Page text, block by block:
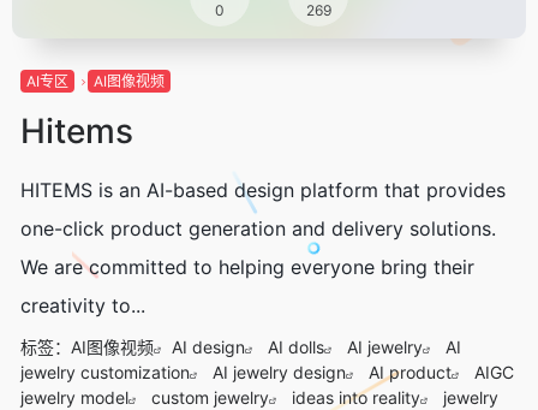
0 269
AI专区 AI图像视频
Hitems
HITEMS is an AI-based design platform that provides
one-click product generation and delivery solutions.
We are committed to helping everyone bring their
creativity to...
标签： AI图像视频 AI design AI dolls AI jewelry
AI
jewelry customization
AI jewelry design AI product
AIGC
jewelry model
custom jewelry ideas into reality
jewelry